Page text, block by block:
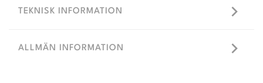
TEKNISK INFORMATION
ALLMÄN INFORMATION